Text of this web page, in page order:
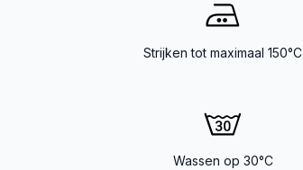
Strijken tot maximaal 150°C
Wassen op 30°C